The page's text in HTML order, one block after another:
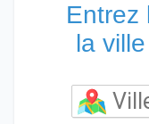
Entrez
la